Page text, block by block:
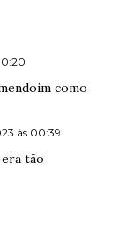
como
às 00:39
tão